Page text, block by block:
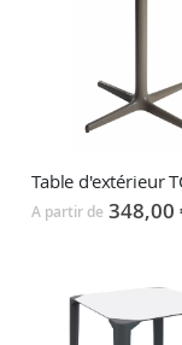
A partir de 348,00